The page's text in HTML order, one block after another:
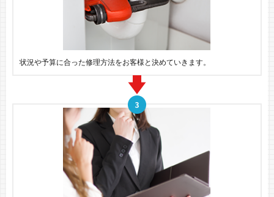
状況や予算に合った修理方法をお客様と決めていきます。